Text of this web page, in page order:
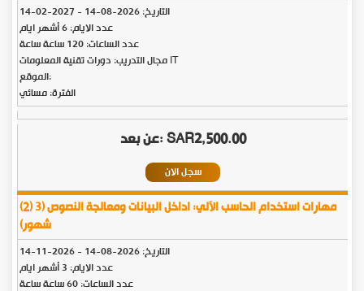
التاريخ:2026-08-14
-
2027-02-14
عدد الايام: 6 أشهر ايام
عدد الساعات: 120 ساعة ساعة
مجال التدريب: دورات تقنية المعلومات IT
الموقع:
الفترة: مسائي
SAR2,500.00
سجل الان
(2) مهارات استخدام الحاسب الآلي: اداخل البيانات ومعالجة النصوص (3
شهور)
التاريخ:2026-08-14
-
2026-11-14
عدد الايام: 3 أشهر ايام
عدد الساعات: 60 ساعة ساعة